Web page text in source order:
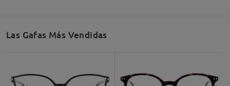
Las Gafas Más Vendidas